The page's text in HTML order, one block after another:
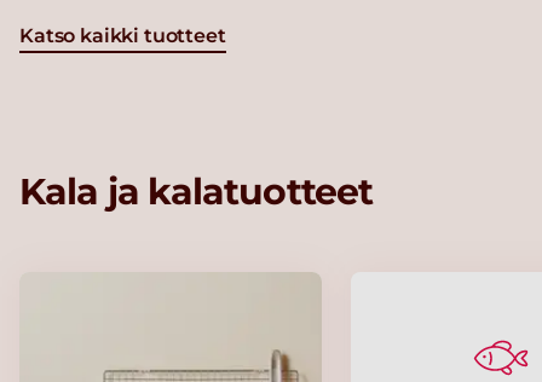
Katso kaikki tuotteet
Kala ja kalatuotteet